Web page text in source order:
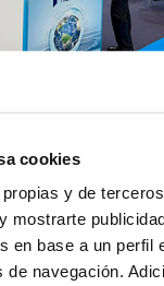
cookies
y de
mostrarte
en base a un perfil
de navegación.
INSOAN para
Siguiente